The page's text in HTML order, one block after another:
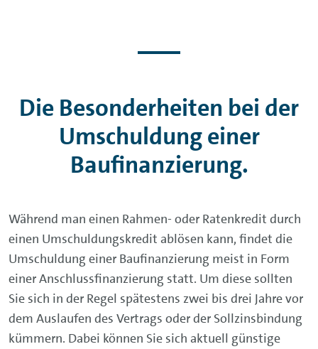
Die Besonderheiten bei der
Umschuldung einer
Baufinanzierung.
Während man einen Rahmen- oder Ratenkredit durch
einen Umschuldungskredit ablösen kann, findet die
Umschuldung einer Baufinanzierung meist in Form
einer Anschlussfinanzierung statt. Um diese sollten
Sie sich in der Regel spätestens zwei bis drei Jahre vor
dem Auslaufen des Vertrags oder der Sollzinsbindung
kümmern. Dabei können Sie sich aktuell günstige